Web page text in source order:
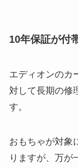
10年保証が付
エディオンのカ
対して長期の修
す。
おもちゃが対象
りますが、万が